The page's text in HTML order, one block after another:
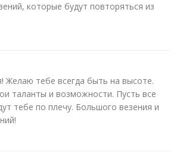
которые будут повторяться из
Желаю тебе всегда быть на высоте.
таланты и возможности. Пусть все
тебе по плечу. Большого везения и